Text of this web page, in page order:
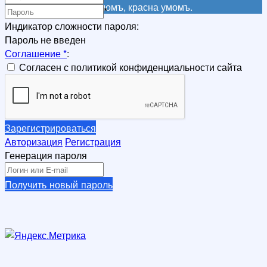
Не красна книга письмомъ, красна умомъ.
*
Индикатор сложности пароля:
Пароль не введен
Соглашение*:
Согласен с политикой конфиденциальности сайта
Зарегистрироваться
Авторизация Регистрация
Генерация пароля
Получить новый пароль